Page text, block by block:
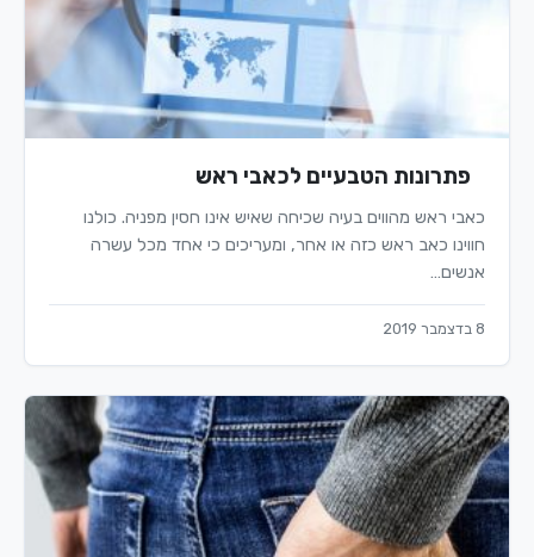
פתרונות הטבעיים לכאבי ראש
כאבי ראש מהווים בעיה שכיחה שאיש אינו חסין מפניה. כולנו
חווינו כאב ראש כזה או אחר, ומעריכים כי אחד מכל עשרה
אנשים…
8 בדצמבר 2019